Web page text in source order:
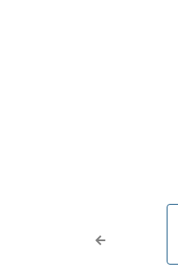
Previous